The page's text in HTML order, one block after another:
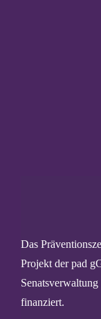
Das
Projekt der pad
finanziert.